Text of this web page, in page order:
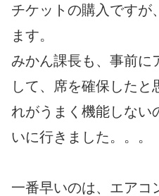
チケットの購入ですが
ます。
みかん課長も、事前に
して、席を確保したと
れがうまく機能しない
いに行きました。。。
一番早いのは、エアコ